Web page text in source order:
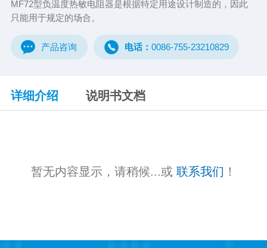
MF72型负温度热敏电阻器是根据特定用途设计制造的，因此
只能用于规定的场合。
产品咨询 电话： 0086-755-23210829
详细介绍 说明书文档
暂无内容显示，请稍候...或 联系我们 ！